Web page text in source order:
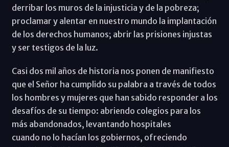
derribar los muros de la injusticia y de la pobreza;
proclamar y alentar en nuestro mundo la implantación
de los derechos humanos; abrir las prisiones injustas
y ser testigos de la luz.
Casi dos mil años de historia nos ponen de manifiesto
que el Señor ha cumplido su palabra a través de todos
los hombres y mujeres que han sabido responder a los
desafíos de su tiempo: abriendo colegios para los
más abandonados, levantando hospitales
cuando no lo hacían los gobiernos, ofreciendo